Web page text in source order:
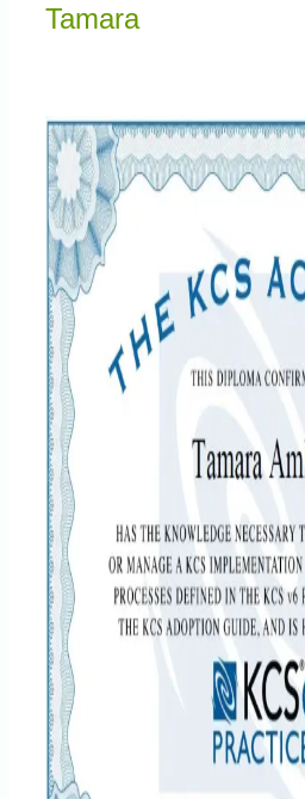
Knowledge Centered Service
Community
Shop
Tamara